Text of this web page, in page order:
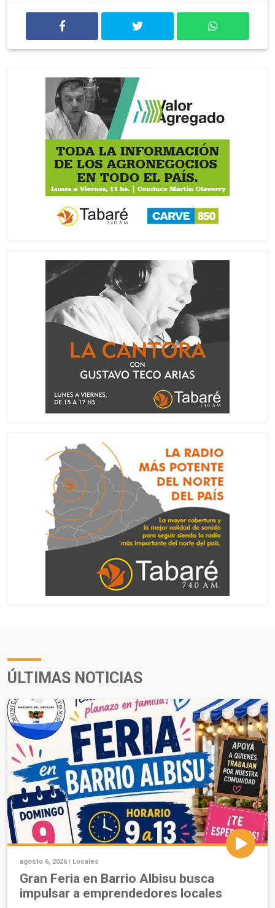
ÚLTIMAS NOTICIAS
agosto 6, 2026 | Locales
Gran Feria en Barrio Albisu busca
impulsar a emprendedores locales